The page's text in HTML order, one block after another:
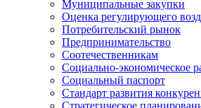
Муниципальные закупки
Оценка регулирующего
Потребительский рынок
Предпринимательство
Соотечественникам
Социально-экономическое
Социальный паспорт
Стандарт развития
Стратегическое